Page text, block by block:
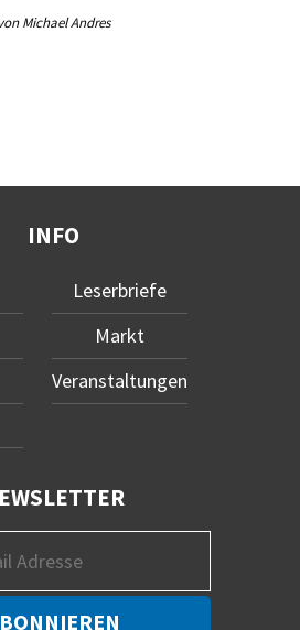
Michael Andres
INFO
Leserbriefe
Markt
Veranstaltungen